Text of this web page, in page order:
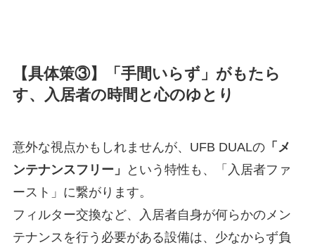
【具体策③】「手間いらず」がもたら
す、入居者の時間と心のゆとり
意外な視点かもしれませんが、UFB DUALの「メ
ンテナンスフリー」
という特性も、「入居者ファ
ースト」に繋がります。
フィルター交換など、入居者自身が何らかのメン
テナンスを行う必要がある設備は、少なからず負